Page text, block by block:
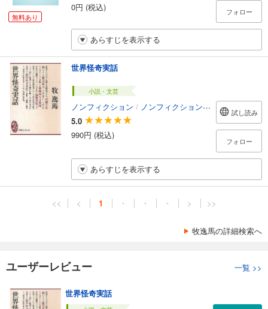
無料あり
0円 (税込)
フォロー
あらすじを表示する
世界怪奇実話
小説・文芸
ノンフィクション / ノンフィクション・ドキュメンタリー
5.0
990円 (税込)
試し読み
フォロー
あらすじを表示する
<< < 1 ・ ・ ・ > >>
牧逸馬の詳細検索へ
ユーザーレビュー 一覧 >>
世界怪奇実話